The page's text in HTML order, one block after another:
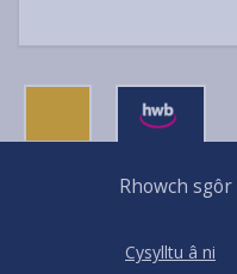
Rhowch sgôr
0
Stars
Cysylltu â ni